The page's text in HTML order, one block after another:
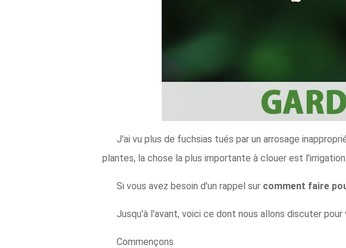
J'ai vu plus de fuchsias tués par un arrosage
plantes, la chose la plus importante à clouer est l'irrigation.
Si vous avez besoin d'un rappel sur comment faire
Jusqu'à l'avant, voici ce dont nous allons discuter
Commençons.